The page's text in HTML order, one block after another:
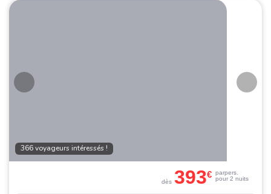
366 voyageurs intéressés !
dès 393€ parpers.
pour 2 nuits